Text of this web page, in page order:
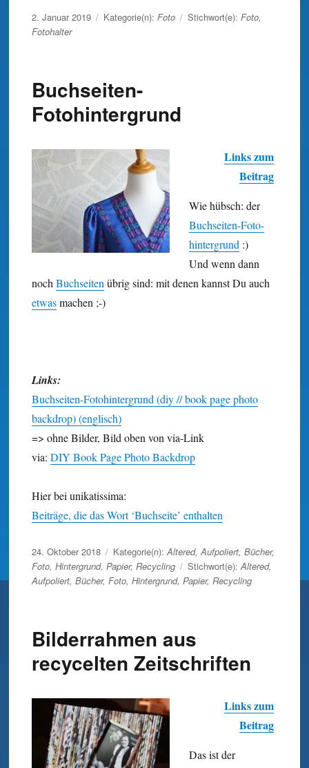
Veröffentlicht
am
2. Januar 2019 Kategorie(n): Foto Stichwort(e): Foto,
Fotohalter
Buchseiten-
Fotohintergrund
Links zum
Beitrag
Wie hübsch: der
Buch­seiten-Foto­
hinter­grund:)
Und wenn dann
nochBuch­seitenübrig sind: mit denen kannst Du auch
etwasmachen ;-)
Links:
Buchseiten-Fotohintergrund (diy // book page photo
backdrop) (englisch)
=> ohne Bilder, Bild oben von via-Link
via: DIY Book Page Photo Backdrop
Hier bei unikatissima:
Beiträge, die das Wort ‘Buchseite’ enthalten
Veröffentlicht
am
24. Oktober 2018 Kategorie(n):Altered,Aufpoliert, Bücher,
Foto, Hintergrund, Papier, Recycling Stichwort(e):Altered,
Aufpoliert, Bücher, Foto, Hintergrund, Papier, Recycling
Bilderrahmen aus
recycelten Zeitschriften
Links zum
Beitrag
Das ist der